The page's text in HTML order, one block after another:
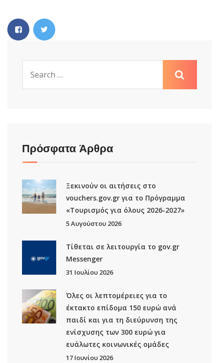
Πρόσφατα Άρθρα
Ξεκινούν οι αιτήσεις στο
vouchers.gov.gr για το Πρόγραμμα
«Τουρισμός για όλους 2026-2027»
5 Αυγούστου 2026
Τίθεται σε λειτουργία το gov.gr
Μessenger
31 Ιουλίου 2026
Όλες οι λεπτομέρειες για το
έκτακτο επίδομα 150 ευρώ ανά
παιδί και για τη διεύρυνση της
ενίσχυσης των 300 ευρώ για
ευάλωτες κοινωνικές ομάδες
17 Ιουνίου 2026